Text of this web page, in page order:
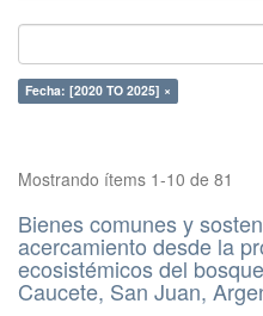
Fecha: [2020 TO 2025] ×
Mostrando ítems 1-10 de 81
Bienes comunes y
acercamiento desde la
ecosistémicos del
Caucete, San Juan,